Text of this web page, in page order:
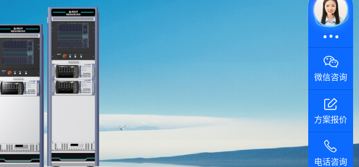
在线咨询
微信咨询
方案报价
电话咨询